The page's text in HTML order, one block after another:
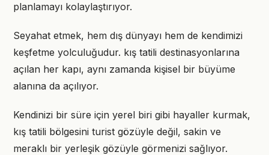
planlamayı kolaylaştırıyor.
Seyahat etmek, hem dış dünyayı hem de kendimizi
keşfetme yolculuğudur. kış tatili destinasyonlarına
açılan her kapı, aynı zamanda kişisel bir büyüme
alanına da açılıyor.
Kendinizi bir süre için yerel biri gibi hayaller kurmak,
kış tatili bölgesini turist gözüyle değil, sakin ve
meraklı bir yerleşik gözüyle görmenizi sağlıyor.